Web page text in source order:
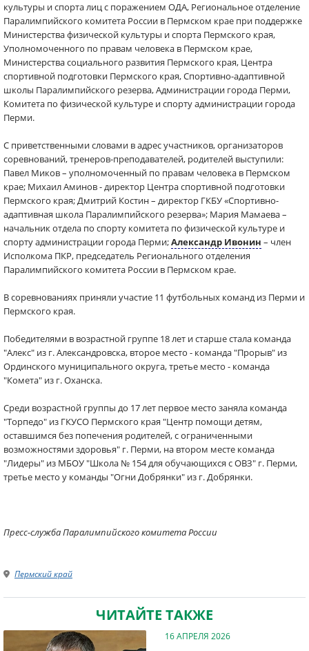
культуры и спорта лиц с поражением ОДА, Региональное отделение
Паралимпийского комитета России в Пермском крае при поддержке
Министерства физической культуры и спорта Пермского края,
Уполномоченного по правам человека в Пермском крае,
Министерства социального развития Пермского края, Центра
спортивной подготовки Пермского края, Спортивно-адаптивной
школы Паралимпийского резерва, Администрации города Перми,
Комитета по физической культуре и спорту администрации города
Перми.
С приветственными словами в адрес участников, организаторов
соревнований, тренеров-преподавателей, родителей выступили:
Павел Миков – уполномоченный по правам человека в Пермском
крае; Михаил Аминов - директор Центра спортивной подготовки
Пермского края; Дмитрий Костин – директор ГКБУ «Спортивно-
адаптивная школа Паралимпийского резерва»; Мария Мамаева –
начальник отдела по спорту комитета по физической культуре и
спорту администрации города Перми;Александр Ивонин – член
Исполкома ПКР, председатель Регионального отделения
Паралимпийского комитета России в Пермском крае.
В соревнованиях приняли участие 11 футбольных команд из Перми и
Пермского края.
Победителями в возрастной группе 18 лет и старше стала команда
"Алекс" из г. Александровска, второе место - команда "Прорыв" из
Ординского муниципального округа, третье место - команда
"Комета" из г. Оханска.
Среди возрастной группы до 17 лет первое место заняла команда
"Торпедо" из ГКУСО Пермского края "Центр помощи детям,
оставшимся без попечения родителей, с ограниченными
возможностями здоровья" г. Перми, на втором месте команда
"Лидеры" из МБОУ "Школа № 154 для обучающихся с ОВЗ" г. Перми,
третье место у команды "Огни Добрянки" из г. Добрянки.
Пресс-служба Паралимпийского комитета России
Пермский край
ЧИТАЙТЕ ТАКЖЕ
16 АПРЕЛЯ 2026